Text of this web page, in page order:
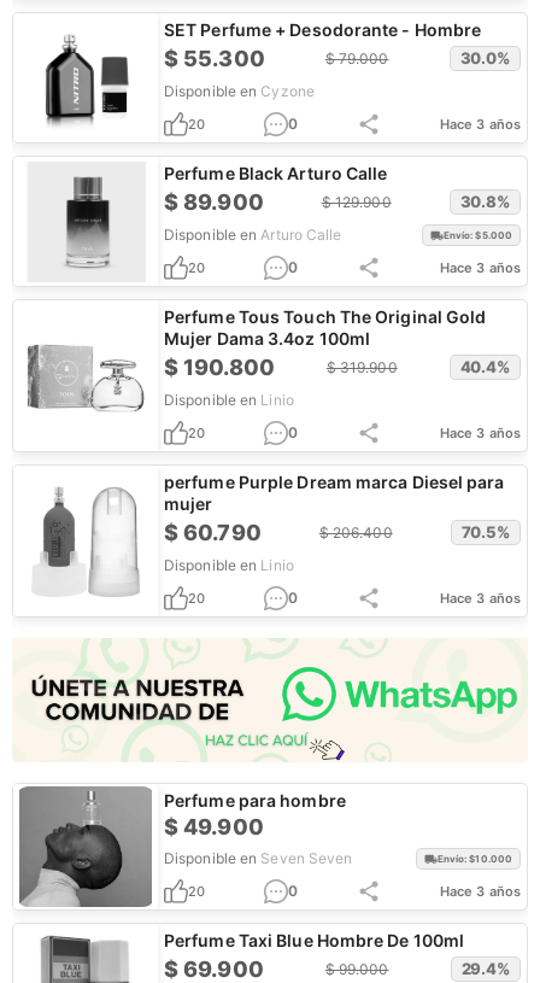
SET Perfume + Desodorante - Hombre
$ 55.300 $79.000 30.0%
Disponible en Cyzone
20 0 Hace 3 años
Perfume Black Arturo Calle
$89.900 $129.900 30.8%
Disponible en Arturo Calle Envío: $5.000
20 0 Hace 3 años
Perfume Tous Touch The Original Gold
Mujer Dama 3.4oz 100ml
$190.800 $319.900 40.4%
Disponible en Linio
20 0 Hace 3 años
perfume Purple Dream marca Diesel para
mujer
$60.790 $206.400 70.5%
Disponible en Linio
20 0 Hace 3 años
Perfume para hombre
$49.900
Disponible en Seven Seven Envío: $10.000
20 0 Hace 3 años
Perfume Taxi Blue Hombre De 100ml
$69.900 $99.000 29.4%